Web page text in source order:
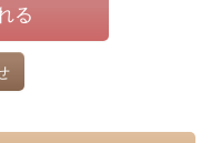
る